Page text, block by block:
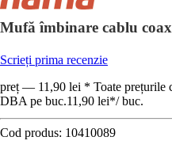
Mufă îmbinare cablu
Scrieți prima recenzie
preț — 11,90 lei * Toate prețurile
DBA pe buc.11,90 lei*/ buc.
Cod produs: 10410089